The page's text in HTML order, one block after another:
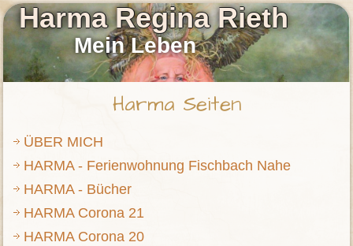
Harma Regina Rieth
Mein Leben
Harma Seiten
ÜBER MICH
HARMA - Ferienwohnung Fischbach Nahe
HARMA - Bücher
HARMA Corona 21
HARMA Corona 20